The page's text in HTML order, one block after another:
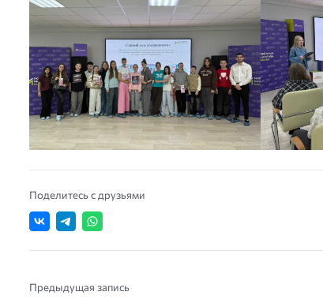
Поделитесь с друзьями
Предыдущая запись